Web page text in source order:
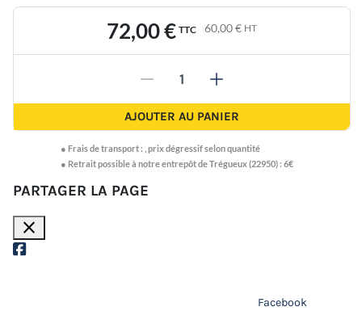
72,00 € TTC 60,00 € HT
- +
AJOUTER AU PANIER
● Frais de transport : prix dégressif selon quantité
● Retrait possible à notre entrepôt de Trégueux (22950) : 6€
PARTAGER LA PAGE
close
Facebook